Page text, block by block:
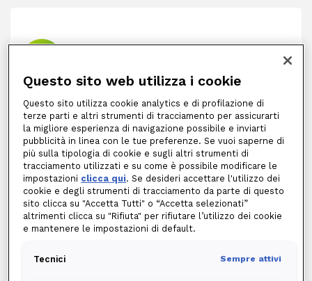
Una rete capillare a tua
disposizione
Accedi a oltre 30.000 stazioni di ricarica
distribuite su tutto il territorio italiano,
comodamente localizzabili tramite la
mappa interattiva nell'App Edison
Plug&Go+. Potrai pianificare i tuoi
spostamenti in tutta tranquillità, sapendo
di avere sempre a portata di mano un
Questo sito web utilizza i cookie
Questo sito utilizza cookie analytics e di profilazione di
terze parti e altri strumenti di tracciamento per assicurarti
la migliore esperienza di navigazione possibile e inviarti
pubblicità in linea con le tue preferenze. Se vuoi saperne di
più sulla tipologia di cookie e sugli altri strumenti di
tracciamento utilizzati e su come è possibile modificare le
impostazioni clicca qui. Se desideri accettare l'utilizzo dei
cookie e degli strumenti di tracciamento da parte di questo
sito clicca su "Accetta Tutti" o “Accetta selezionati”
altrimenti clicca su "Rifiuta" per rifiutare l’utilizzo dei cookie
e mantenere le impostazioni di default.
Tecnici Sempre attivi